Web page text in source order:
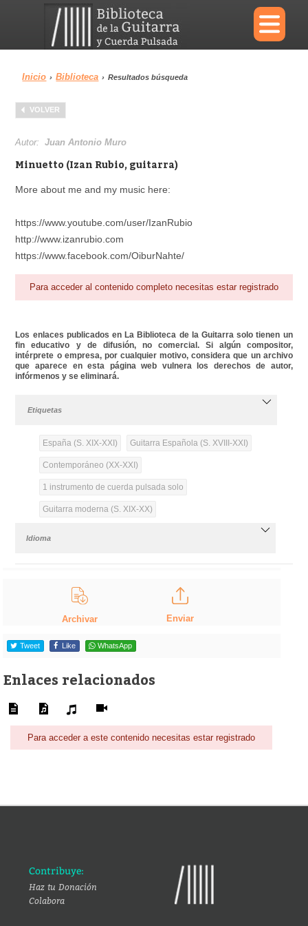
×
Menu
Biblioteca
Inicio › Biblioteca › Resultados búsqueda
VOLVER
Autor:Juan Antonio Muro
Minuetto (Izan Rubio, guitarra)
More about me and my music here:
https://www.youtube.com/user/IzanRubio
http://www.izanrubio.com
https://www.facebook.com/OiburNahte/
Para acceder al contenido completo necesitas estar registrado
Los enlaces publicados en La Biblioteca de la Guitarra solo tienen un
fin educativo y de difusión, no comercial. Si algún compositor,
intérprete o empresa, por cualquier motivo, considera que un archivo
que aparece en esta página web vulnera los derechos de autor,
infórmenos y se eliminará.
Etiquetas
España (S. XIX-XXI) Guitarra Española (S. XVIII-XXI)
Contemporáneo (XX-XXI)
1 instrumento de cuerda pulsada solo
Guitarra moderna (S. XIX-XX)
Idioma
Archivar Enviar
Tweet Like WhatsApp
Enlaces relacionados
Para acceder a este contenido necesitas estar registrado
Contribuye:
Haz tu Donación
Colabora